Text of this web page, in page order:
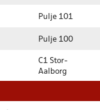
Pulje 101
Pulje 100
C1 Stor-
Aalborg